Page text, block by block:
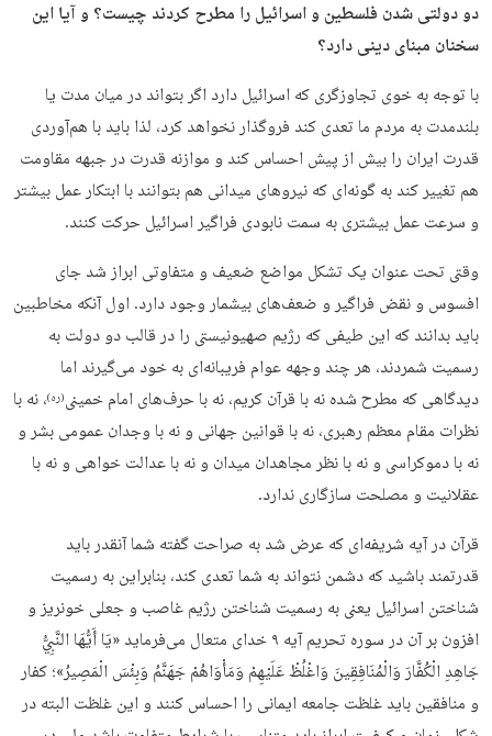
دو دولتی شدن فلسطین و اسرائیل را مطرح کردند چیست؟ و آیا این
سخنان مبنای دینی دارد؟
با توجه به خوی تجاوزگری که اسرائیل دارد اگر بتواند در میان مدت یا
بلندمدت به مردم ما تعدی کند فروگذار نخواهد کرد، لذا باید با هم‌آوردی
قدرت ایران را بیش از پیش احساس کند و موازنه قدرت در جبهه مقاومت
هم تغییر کند به گونه‌ای که نیروهای میدانی هم بتوانند با ابتکار عمل بیشتر
و سرعت عمل بیشتری به سمت نابودی فراگیر اسرائیل حرکت کنند.
وقتی تحت عنوان یک تشکل مواضع ضعیف و متفاوتی ابراز شد جای
افسوس و نقض فراگیر و ضعف‌های بیشمار وجود دارد. اول آنکه مخاطبین
باید بدانند که این طیفی که رژیم صهیونیستی را در قالب دو دولت به
رسمیت شمردند، هر چند وجهه عوام فریبانه‌ای به خود می‌گیرند اما
دیدگاهی که مطرح شده نه با قرآن کریم، نه با حرف‌های امام خمینی(ره)، نه با
نظرات مقام معظم رهبری، نه با قوانین جهانی و نه با وجدان عمومی بشر و
نه با دموکراسی و نه با نظر مجاهدان میدان و نه با عدالت خواهی و نه با
عقلانیت و مصلحت سازگاری ندارد.
قرآن در آیه شریفه‌ای که عرض شد به صراحت گفته شما آنقدر باید
قدرتمند باشید که دشمن نتواند به شما تعدی کند، بنابراین به رسمیت
شناختن اسرائیل یعنی به رسمیت شناختن رژیم غاصب و جعلی خونریز و
افزون بر آن در سوره تحریم آیه ۹ خدای متعال می‌فرماید «يَا أَيُّهَا النَّبِيُّ
جَاهِدِ الْكُفَّارَ وَالْمُنَافِقِينَ وَاغْلُظْ عَلَيْهِمْ وَمَأْوَاهُمْ جَهَنَّمُ وَبِئْسَ الْمَصِيرُ»؛ کفار
و منافقین باید غلظت جامعه ایمانی را احساس کنند و این غلظت البته در